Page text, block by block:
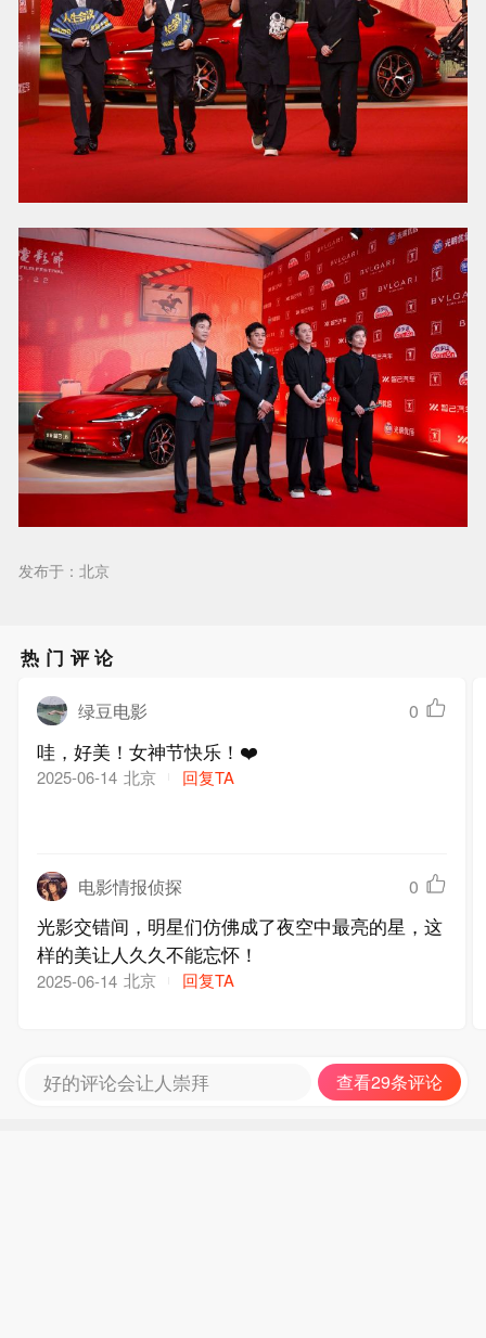
发布于：北京
热门评论
绿豆电影 0
哇，好美！女神节快乐！❤️
2025-06-14 北京 回复TA
电影情报侦探 0
光影交错间，明星们仿佛成了夜空中最亮的星，这
样的美让人久久不能忘怀！
2025-06-14 北京 回复TA
好的评论会让人崇拜 查看29条评论